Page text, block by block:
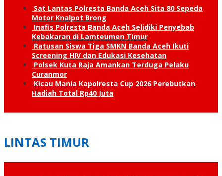
Sat Lantas Polresta Banda Aceh Sita 80 Sepeda
Motor Knalpot Brong
Inafis Polresta Banda Aceh Selidiki Penyebab
Kebakaran di Lamteumen Timur
Ratusan Siswa Tiga SMKN Banda Aceh Ikuti
Screening HIV dan Edukasi Kesehatan
Polsek Kuta Raja Amankan Terduga Pelaku
Curanmor
Kicau Mania Kapolresta Cup 2026 Perebutkan
Hadiah Total Rp40 Juta
LINTAS TIMUR